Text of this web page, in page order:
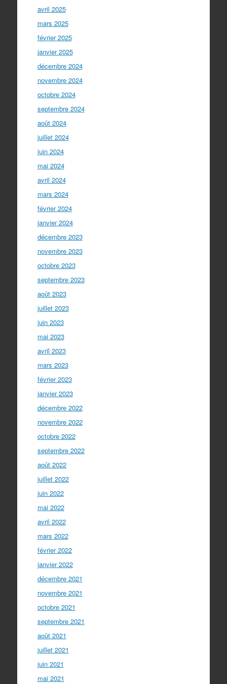
avril 2025
mars 2025
février 2025
janvier 2025
décembre 2024
novembre 2024
octobre 2024
septembre 2024
août 2024
juillet 2024
juin 2024
mai 2024
avril 2024
mars 2024
février 2024
janvier 2024
décembre 2023
novembre 2023
octobre 2023
septembre 2023
août 2023
juillet 2023
juin 2023
mai 2023
avril 2023
mars 2023
février 2023
janvier 2023
décembre 2022
novembre 2022
octobre 2022
septembre 2022
août 2022
juillet 2022
juin 2022
mai 2022
avril 2022
mars 2022
février 2022
janvier 2022
décembre 2021
novembre 2021
octobre 2021
septembre 2021
août 2021
juillet 2021
juin 2021
mai 2021